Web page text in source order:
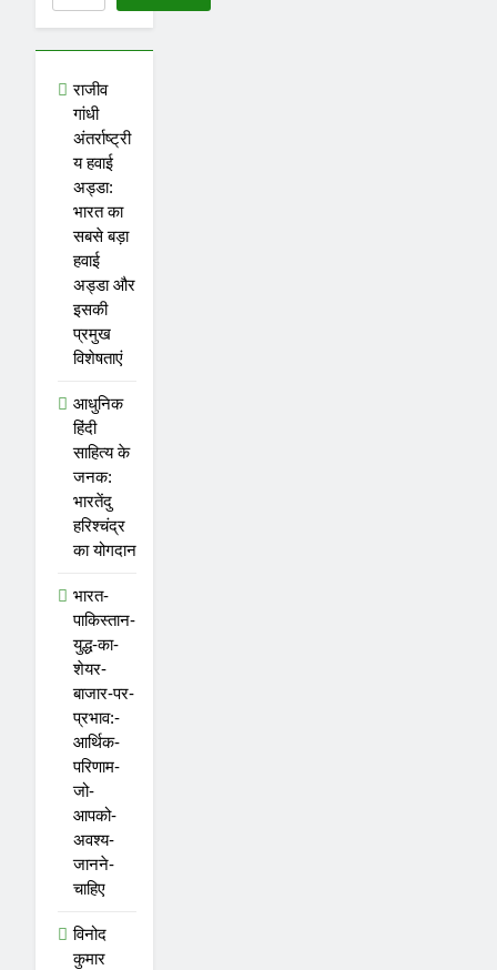
राजीव
गांधी
अंतर्राष्ट्री
य हवाई
अड्डा:
भारत का
सबसे बड़ा
हवाई
अड्डा और
इसकी
प्रमुख
विशेषताएं
आधुनिक
हिंदी
साहित्य के
जनक:
भारतेंदु
हरिश्चंद्र
का योगदान
भारत-
पाकिस्तान-
युद्ध-का-
शेयर-
बाजार-पर-
प्रभाव:-
आर्थिक-
परिणाम-
जो-
आपको-
अवश्य-
जानने-
चाहिए
विनोद
कुमार